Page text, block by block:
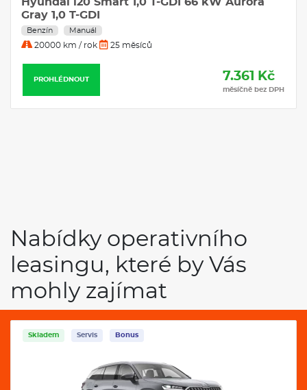
Gray 1,0 T-GDI
Benzín Manuál
20000 km / rok 25 měsíců
PROHLÉDNOUT 7.361 Kč
měsíčně bez DPH
Nabídky operativního
leasingu, které by Vás
mohly zajímat
Skladem Servis Bonus